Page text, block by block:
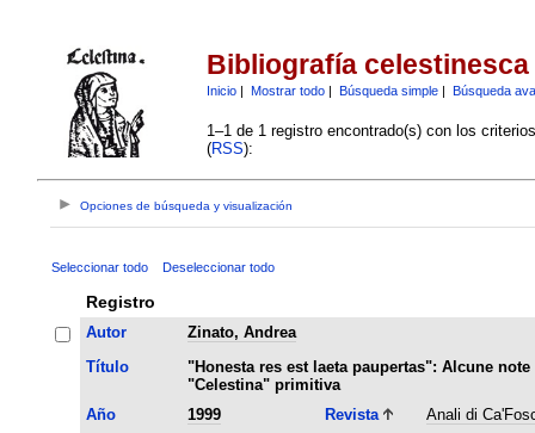
Bibliografía celestinesca
Inicio| Mostrar todo| Búsqueda simple| Búsqueda
1–1 de 1 registro encontrado(s) con los
(RSS):
Opciones de búsqueda y visualización
Seleccionar todo Deseleccionar todo
Registro
Autor
Zinato, Andrea
Título
"Honesta res est laeta paupertas": Alcune
"Celestina" primitiva
Año
1999 Revista
Anali di